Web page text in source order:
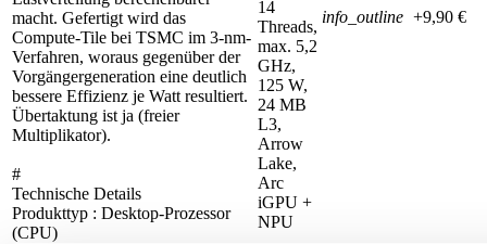
macht. Gefertigt wird das
Compute-Tile bei TSMC im 3-nm-
Verfahren, woraus gegenüber der
Vorgängergeneration eine deutlich
bessere Effizienz je Watt resultiert.
Übertaktung ist ja (freier
Multiplikator).
#
Technische Details
Produkttyp : Desktop-Prozessor
(CPU)
14
Threads,
max. 5,2
GHz,
125 W,
24 MB
L3,
Arrow
Lake,
Arc
iGPU +
NPU
info_outline +9,90 €